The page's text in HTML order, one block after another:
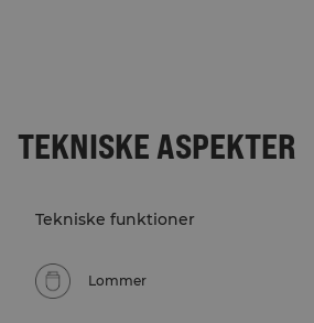
TEKNISKE ASPEKTER
Tekniske funktioner
Lommer